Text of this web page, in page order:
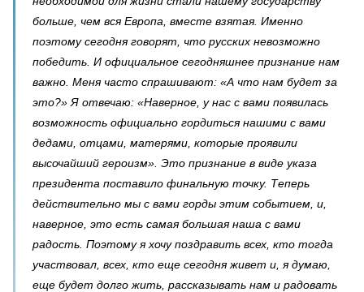
больше, чем вся Европа, вместе взятая. Именно
поэтому сегодня говорят, что русских невозможно
победить. И официальное сегодняшнее признание нам
важно. Меня часто спрашивают: «А что нам будет за
это?» Я отвечаю: «Наверное, у нас с вами появилась
возможность официально гордиться нашими с вами
дедами, отцами, матерями, которые проявили
высочайший героизм». Это признание в виде указа
президента поставило финальную точку. Теперь
действительно мы с вами горды этим событием, и,
наверное, это есть самая большая наша с вами
радость. Поэтому я хочу поздравить всех, кто тогда
участвовал, всех, кто еще сегодня живет и, я думаю,
еще будет долго жить, рассказывать нам и радовать